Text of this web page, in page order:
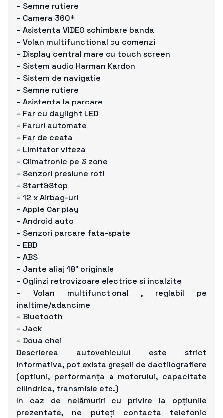
– Semne rutiere
– Camera 360*
– Asistenta VIDEO schimbare banda
– Volan multifunctional cu comenzi
– Display central mare cu touch screen
– Sistem audio Harman Kardon
– Sistem de navigatie
– Semne rutiere
– Asistenta la parcare
– Far cu daylight LED
– Faruri automate
– Far de ceata
– Limitator viteza
– Climatronic pe 3 zone
– Senzori presiune roti
– Start&Stop
– 12 x Airbag-uri
– Apple Car play
– Android auto
– Senzori parcare fata-spate
– EBD
– ABS
– Jante aliaj 18″ originale
– Oglinzi retrovizoare electrice si incalzite
– Volan multifunctional , reglabil pe
inaltime/adancime
– Bluetooth
– Jack
– Doua chei
Descrierea autovehicului este strict
informativa, pot exista greșeli de dactilografiere
(optiuni, performanța a motorului, capacitate
cilindrica, transmisie etc.)
In caz de nelămuriri cu privire la opțiunile
prezentate, ne puteți contacta telefonic